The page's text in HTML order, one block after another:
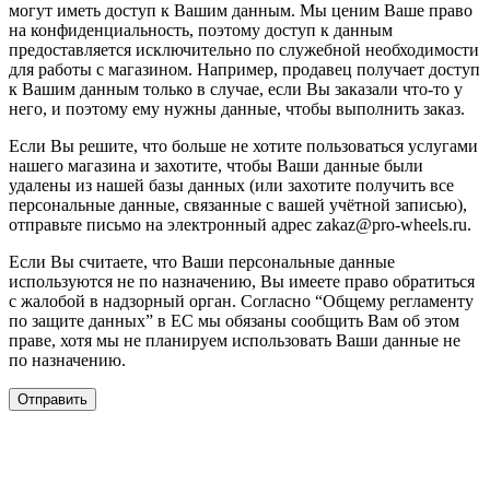
могут иметь доступ к Вашим данным. Мы ценим Ваше право
на конфиденциальность, поэтому доступ к данным
предоставляется исключительно по служебной необходимости
для работы с магазином. Например, продавец получает доступ
к Вашим данным только в случае, если Вы заказали что-то у
него, и поэтому ему нужны данные, чтобы выполнить заказ.
Если Вы решите, что больше не хотите пользоваться услугами
нашего магазина и захотите, чтобы Ваши данные были
удалены из нашей базы данных (или захотите получить все
персональные данные, связанные с вашей учётной записью),
отправьте письмо на электронный адрес zakaz@pro-wheels.ru.
Если Вы считаете, что Ваши персональные данные
используются не по назначению, Вы имеете право обратиться
с жалобой в надзорный орган. Согласно “Общему регламенту
по защите данных” в ЕС мы обязаны сообщить Вам об этом
праве, хотя мы не планируем использовать Ваши данные не
по назначению.
Отправить